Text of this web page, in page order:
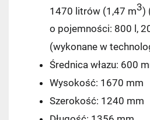
1470 litrów (1,47 m3)
o pojemności: 800 l,
(wykonane w
Średnica włazu: 600
Wysokość: 1670 mm
Szerokość: 1240 mm